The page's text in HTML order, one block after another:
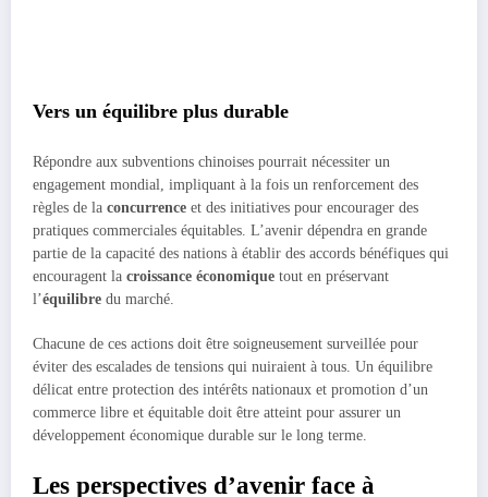
Vers un équilibre plus durable
Répondre aux subventions chinoises pourrait nécessiter un
engagement mondial, impliquant à la fois un renforcement des
règles de la concurrence et des initiatives pour encourager des
pratiques commerciales équitables. L’avenir dépendra en grande
partie de la capacité des nations à établir des accords bénéfiques qui
encouragent la croissance économique tout en préservant
l’équilibre du marché.
Chacune de ces actions doit être soigneusement surveillée pour
éviter des escalades de tensions qui nuiraient à tous. Un équilibre
délicat entre protection des intérêts nationaux et promotion d’un
commerce libre et équitable doit être atteint pour assurer un
développement économique durable sur le long terme.
Les perspectives d’avenir face à